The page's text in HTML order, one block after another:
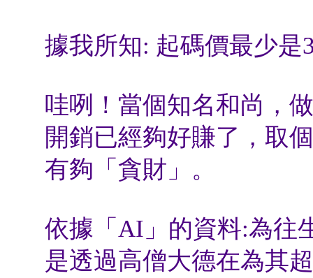
據我所知: 起碼價最少是
哇咧！當個知名和尚，
開銷已經夠好賺了，取
有夠「貪財」。
依據「AI」的資料:為往
是透過高僧大德在為其